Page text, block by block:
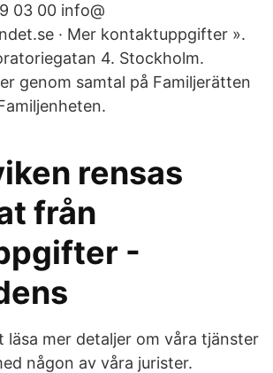
03 00 info@
· Mer kontaktuppgifter ».
4. Stockholm.
genom samtal på Familjerätten
rensas
från
-
läsa mer detaljer om våra tjänster
någon av våra jurister.